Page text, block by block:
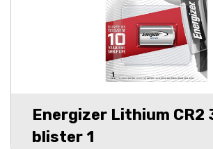
Energizer Lithium CR2
blister 1